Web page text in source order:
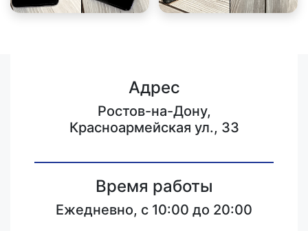
Адрес
Ростов-на-Дону,
Красноармейская ул., 33
Время работы
Ежедневно, с 10:00 до 20:00